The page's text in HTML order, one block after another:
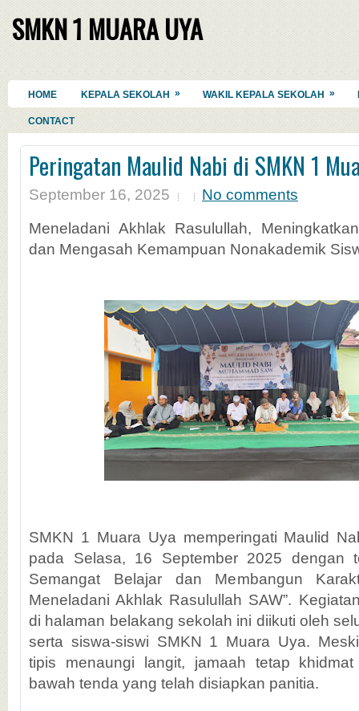
SMKN 1 MUARA UYA
HOME KEPALA SEKOLAH » WAKIL KEPALA SEKOLAH »
CONTACT
Peringatan Maulid Nabi di SMKN 1
September 16, 2025
No comments
Meneladani Akhlak Rasulullah,
dan Mengasah Kemampuan Nonakademik
SMKN 1 Muara Uya memperingati Maulid
pada Selasa, 16 September 2025 dengan
Semangat Belajar dan Membangun
Meneladani Akhlak Rasulullah SAW”.
di halaman belakang sekolah ini diikuti oleh
serta siswa-siswi SMKN 1 Muara Uya.
tipis menaungi langit, jamaah tetap
bawah tenda yang telah disiapkan panitia.